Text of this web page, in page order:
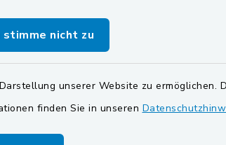
stimme nicht zu
unserer Website zu ermöglichen.
finden Sie in unseren
Zweckverband Wasserversorgung
Gruppe
Landkreis Schwandorf
BayernPortal